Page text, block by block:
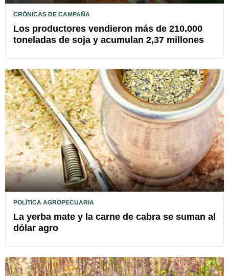
CRÓNICAS DE CAMPAÑA
Los productores vendieron más de 210.000
toneladas de soja y acumulan 2,37 millones
POLÍTICA AGROPECUARIA
La yerba mate y la carne de cabra se suman al
dólar agro